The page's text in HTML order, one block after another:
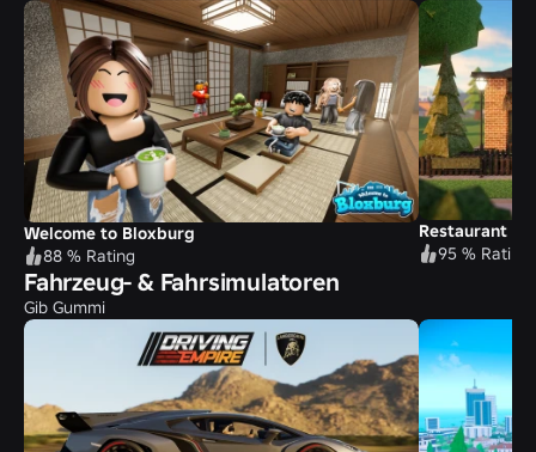
Welcome to Bloxburg
88 % Rating
Restaurant
95 % Rating
Fahrzeug- & Fahrsimulatoren
Gib Gummi